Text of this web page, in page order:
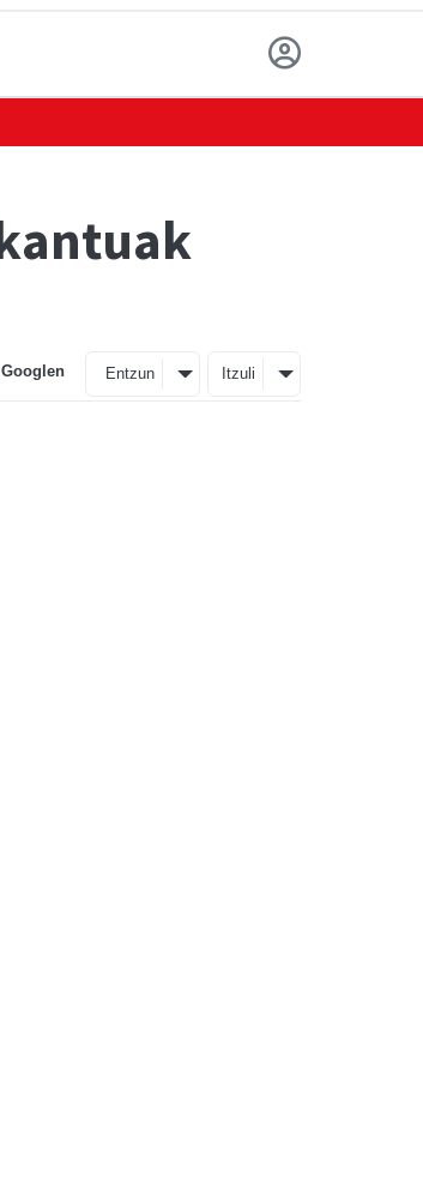
Entzun Itzuli